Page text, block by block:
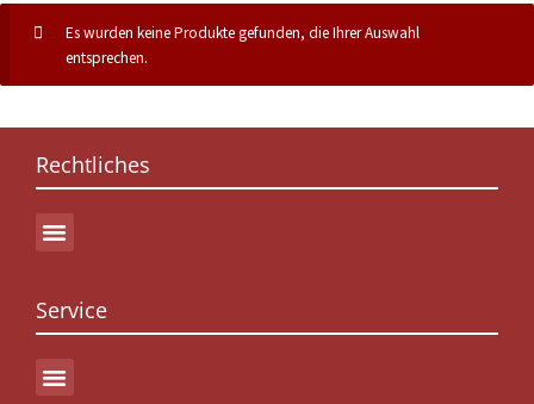
Es wurden keine Produkte gefunden, die Ihrer Auswahl
entsprechen.
Rechtliches
Service